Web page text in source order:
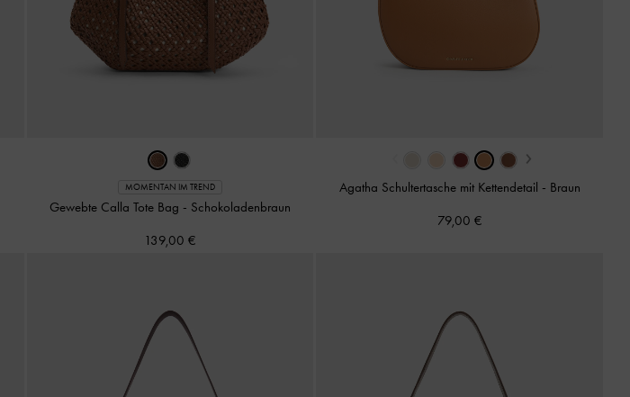
MOMENTAN IM TREND
Gewebte Calla Tote Bag - Schokoladenbraun
139,00 €
›
Agatha Schultertasche mit Kettendetail - Braun
79,00 €